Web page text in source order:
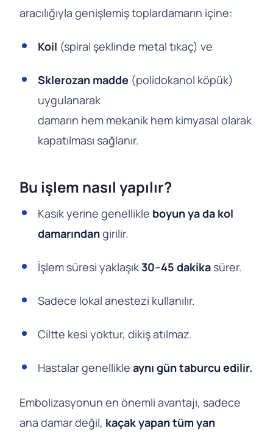
aracılığıyla genişlemiş toplardamarın içine:
Koil (spiral şeklinde metal tıkaç) ve
Sklerozan madde (polidokanol köpük)
uygulanarak
damarın hem mekanik hem kimyasal olarak
kapatılması sağlanır.
Bu işlem nasıl yapılır?
Kasık yerine genellikle boyun ya da kol
damarındangirilir.
İşlem süresi yaklaşık30–45 dakika sürer.
Sadece lokal anestezi kullanılır.
Ciltte kesi yoktur, dikiş atılmaz.
Hastalar genellikle aynı gün taburcu edilir.
Embolizasyonun en önemli avantajı, sadece
ana damar değil, kaçak yapan tüm yan